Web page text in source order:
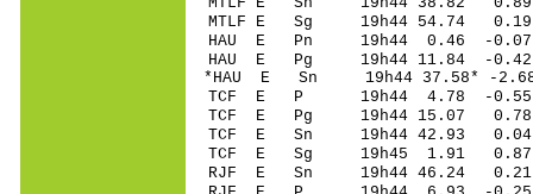
MTLF E Sg 19h44 54.74
HAU E Pn 19h44 0.46 -0.07
HAU E Pg 19h44 11.84 -0.42
*HAU E Sn 19h44 37.58* -
TCF E P 19h44 4.78 -0.55
TCF E Pg 19h44 15.07 0.78
TCF E Sn 19h44 42.93
TCF E Sg 19h45 1.91
RJF E Sn 19h44 46.24 0.21